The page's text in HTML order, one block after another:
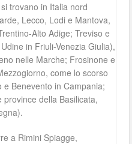
trovano in Italia nord
Lecco, Lodi e Mantova,
Alto Adige; Treviso e
in Friuli-Venezia Giulia),
nelle Marche; Frosinone e
come lo scorso
Benevento in Campania;
della Basilicata,
a Rimini Spiagge,